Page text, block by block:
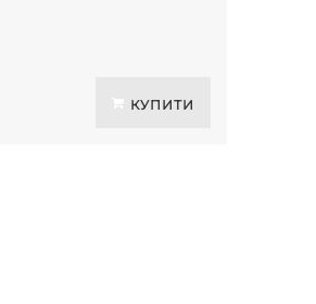
КУПИТИ